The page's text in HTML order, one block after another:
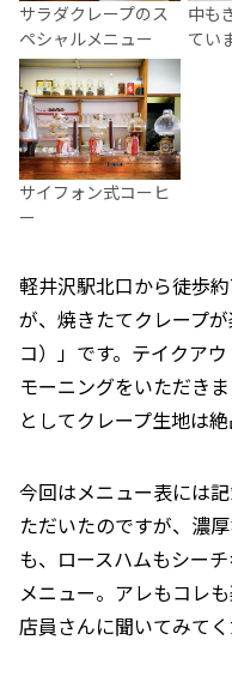
サラダクレープのス
ペシャルメニュー
中も
てい
サイフォン式コーヒ
ー
軽井沢駅北口から徒歩
が、焼きたてクレープ
コ）」です。テイクア
モーニングをいただき
としてクレープ生地は絶
今回はメニュー表には
ただいたのですが、濃
も、ロースハムもシー
メニュー。アレもコレ
店員さんに聞いてみてく